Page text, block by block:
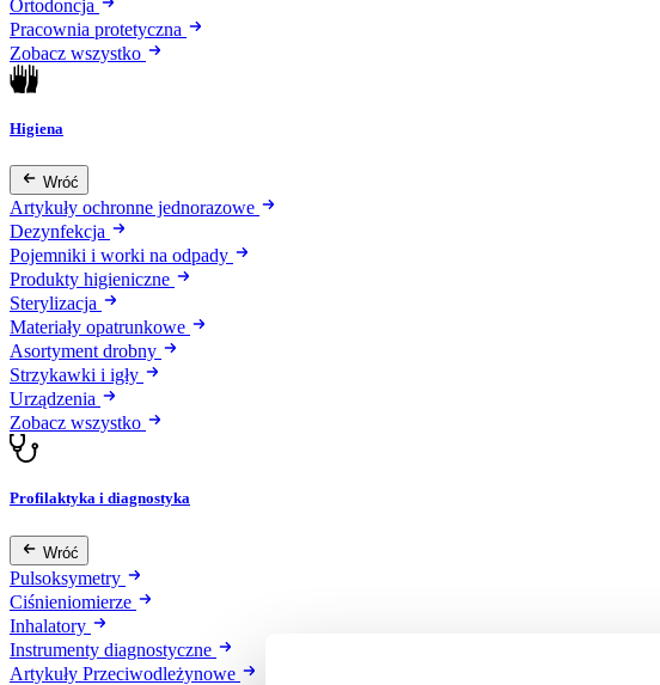
Ortodoncja
Pracownia protetyczna
Zobacz wszystko
Higiena
Wróć
Artykuły ochronne jednorazowe
Dezynfekcja
Pojemniki i worki na odpady
Produkty higieniczne
Sterylizacja
Materiały opatrunkowe
Asortyment drobny
Strzykawki i igły
Urządzenia
Zobacz wszystko
Profilaktyka i diagnostyka
Wróć
Pulsoksymetry
Ciśnieniomierze
Inhalatory
Instrumenty diagnostyczne
Artykuły Przeciwodleżynowe